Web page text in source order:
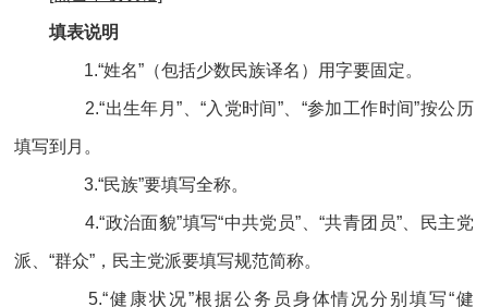
填表说明
1.“姓名”（包括少数民族译名）用字要固定。
2.“出生年月”、“入党时间”、“参加工作时间”按公历
填写到月。
3.“民族”要填写全称。
4.“政治面貌”填写“中共党员”、“共青团员”、民主党
派、“群众”，民主党派要填写规范简称。
5.“健康状况”根据公务员身体情况分别填写“健